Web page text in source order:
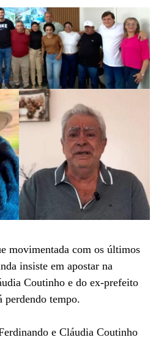
movimentada com os últimos
insiste em apostar na
Coutinho e do ex-prefeito
perdendo tempo.
e Cláudia Coutinho